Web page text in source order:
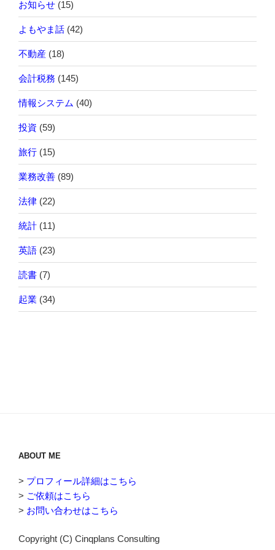
お知らせ (15)
よもやま話 (42)
不動産 (18)
会計税務 (145)
情報システム (40)
投資 (59)
旅行 (15)
業務改善 (89)
法律 (22)
統計 (11)
英語 (23)
読書 (7)
起業 (34)
ABOUT ME
> プロフィール詳細はこちら
> ご依頼はこちら
> お問い合わせはこちら
Copyright (C) Cinqplans Consulting